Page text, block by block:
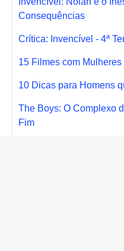
Consequências
Crítica: Invencível - 4ª
15 Filmes com
10 Dicas para Homens
The Boys: O Complexo
Fim